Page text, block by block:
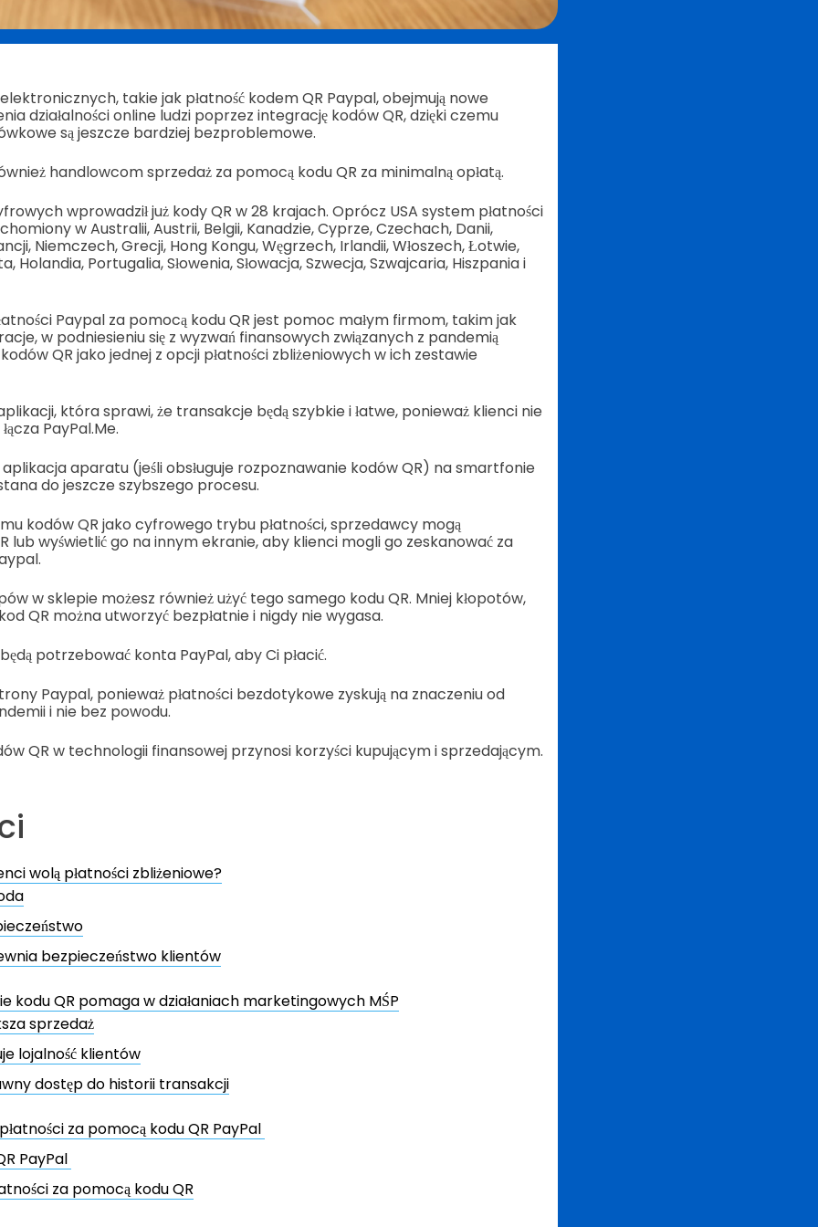
takie jak płatność kodem QR Paypal, obejmują nowe
działalności online ludzi poprzez integrację kodów QR, dzięki czemu
są jeszcze bardziej bezproblemowe.
handlowcom sprzedaż za pomocą kodu QR za minimalną opłatą.
wprowadził już kody QR w 28 krajach. Oprócz USA system płatności
w Australii, Austrii, Belgii, Kanadzie, Cyprze, Czechach, Danii,
Niemczech, Grecji, Hong Kongu, Węgrzech, Irlandii, Włoszech, Łotwie,
Holandia, Portugalia, Słowenia, Słowacja, Szwecja, Szwajcaria, Hiszpania i
Paypal za pomocą kodu QR jest pomoc małym firmom, takim jak
w podniesieniu się z wyzwań finansowych związanych z pandemią
QR jako jednej z opcji płatności zbliżeniowych w ich zestawie
która sprawi, że transakcje będą szybkie i łatwe, ponieważ klienci nie
PayPal.Me.
aparatu (jeśli obsługuje rozpoznawanie kodów QR) na smartfonie
do jeszcze szybszego procesu.
kodów QR jako cyfrowego trybu płatności, sprzedawcy mogą
lub wyświetlić go na innym ekranie, aby klienci mogli go zeskanować za
w sklepie możesz również użyć tego samego kodu QR. Mniej kłopotów,
QR można utworzyć bezpłatnie i nigdy nie wygasa.
potrzebować konta PayPal, aby Ci płacić.
Paypal, ponieważ płatności bezdotykowe zyskują na znaczeniu od
i nie bez powodu.
QR w technologii finansowej przynosi korzyści kupującym i sprzedającym.
wolą płatności zbliżeniowe?
bezpieczeństwo klientów
kodu QR pomaga w działaniach marketingowych MŚP
sprzedaż
lojalność klientów
dostęp do historii transakcji
za pomocą kodu QR PayPal
PayPal
za pomocą kodu QR